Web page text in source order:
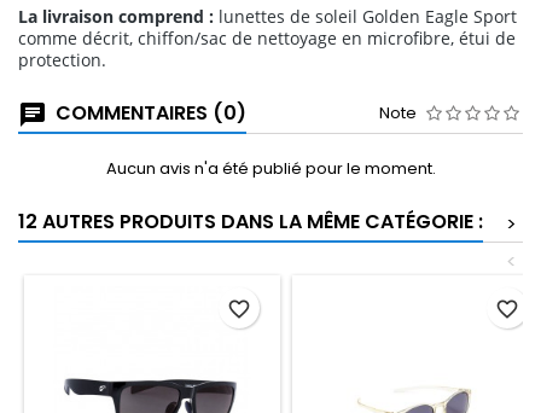
La livraison comprend : lunettes de soleil Golden Eagle Sport
comme décrit, chiffon/sac de nettoyage en microfibre, étui de
protection.
COMMENTAIRES (0) Note
Aucun avis n'a été publié pour le moment.
12 AUTRES PRODUITS DANS LA MÊME CATÉGORIE :
>
<
favorite_border favorite_border